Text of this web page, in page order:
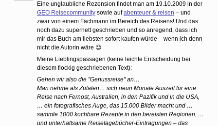
Eine unglaubliche Rezension findet man am 19.10.2009 in der
GEO Reisecommunity sowie aufabenteuer & reisen – und
zwar von einem Fachmann im Bereich des Reisens! Und das
noch dazu supernett geschrieben und so anregend, dass ich
mir das Buch am liebsten sofort kaufen würde – wenn ich denn
nicht die Autorin wäre 😉
Meine Lieblingspassagen (keine leichte Entscheidung bei
diesem flockig geschriebenen Text):
Gehen wir also die "Genussreise" an…
Man nehme als Zutaten… sich neun Monate Auszeit für eine
Reise nach Fernost, Australien, in den Pazifik und in die USA,
… ein fotografisches Auge, das 15.000 Bilder macht und …
sammle 1000 kochbare Rezepte in den bereisten Regionen, …
und unterhaltsame Reisetagebücher-Eintragungen – das